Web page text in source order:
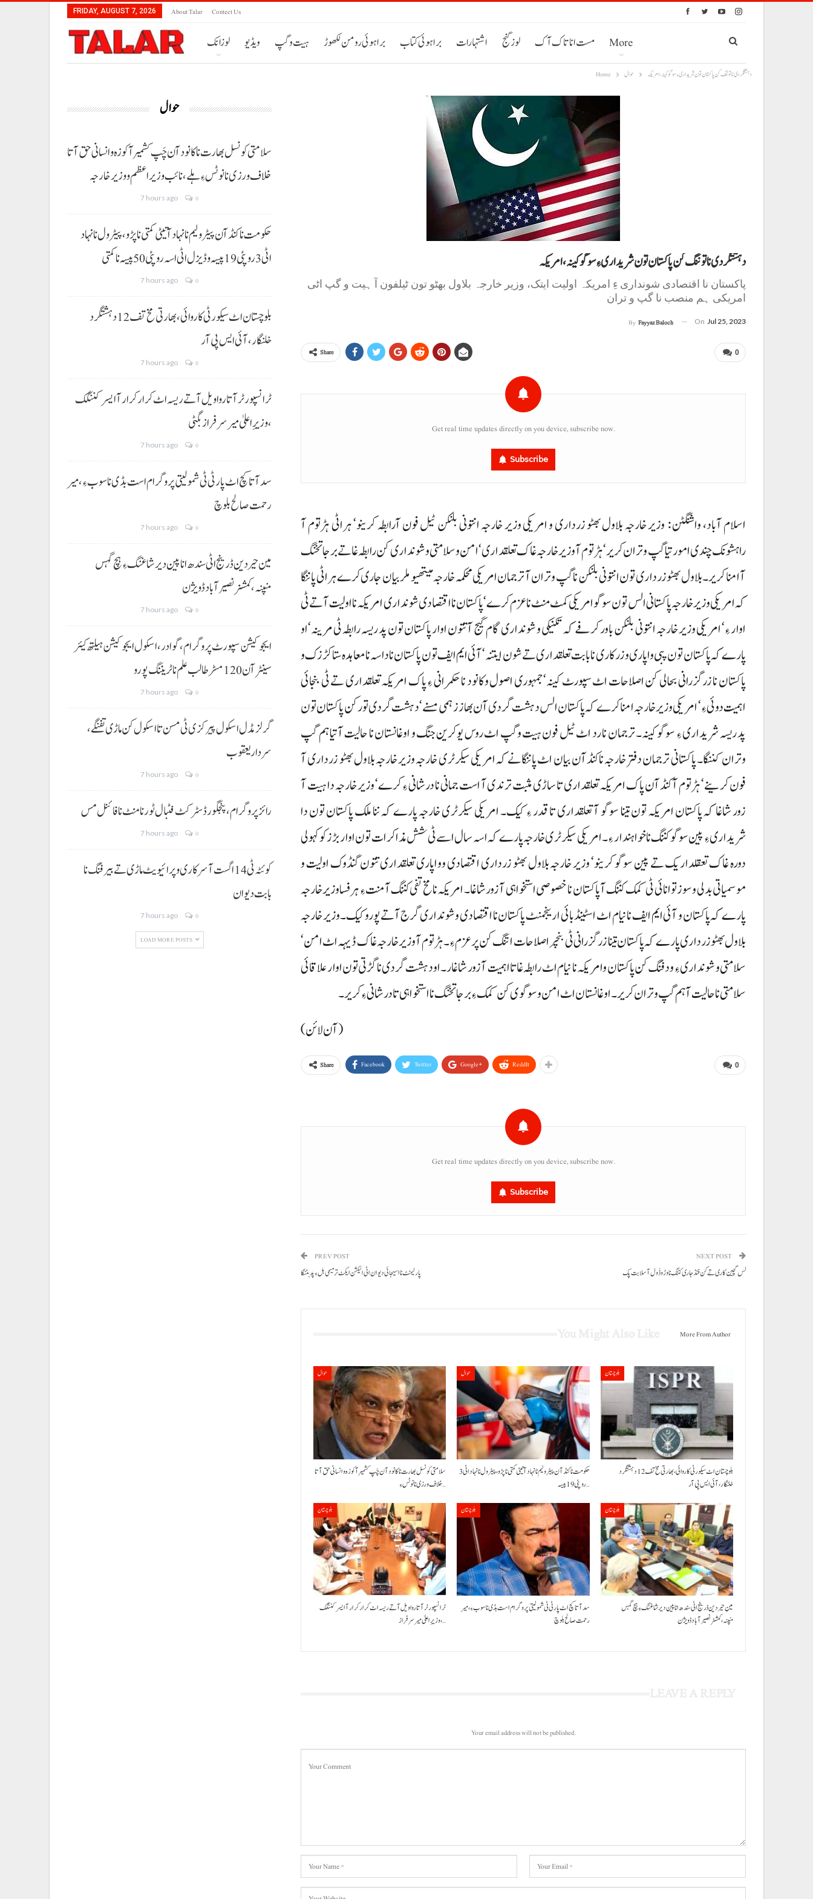
FRIDAY, AUGUST 7, 2026 About Talar Contect Us
لوزانک ویڈیو ہیت و گپ براہوئی رومن لکھوڑ براہوئی کتاب اشتہارات لوز گنج مست انا تاک آک More
Home حوال دہشتگردی نا توننگ کن پاکستان تون شریداری ءِ سوگو کینہ، امریکہ
دہشتگردی نا توننگ کن پاکستان تون شریداری ءِ سوگو کینہ، امریکہ
پاکستان نا اقتصادی شونداری ءِ امریکہ اولیت ایتک، وزیر خارجہ بلاول بھٹو تون ٹیلفون آ ہیت و گپ اٹی
امریکی ہم منصب نا گپ و تران
By Fayyaz Baloch On Jul 25, 2023
0
Share
Get real time updates directly on you device, subscribe now.
Subscribe
اسلام آباد، واشنگٹن : وزیر خارجہ بلاول بھٹو زرداری و امریکی وزیر خارجہ انتونی بلنکن ٹیل فون آرابطہ کرینو‘ ہراٹی ہڑتوم آ
راہشونک چندی امور تیا گپ وتران کریر‘ہڑتوم آوزیر خارجہ غاک تعلقداری‘ امن وسلامتی و شونداری کن رابطہ غاتے برجا تخنگ
آ امنا کریر۔ بلاول بھٹو زرداری تون انتونی بلنکن نا گپ وتران آ ترجمان امریکی محکمہ خارجہ میتھیو ملر بیان جاری کرے ہراٹی پاننگا
کہ امریکی وزیر خارجہ پاکستانی الس تون سوگو امریکی کمٹ منٹ ناعزم کرے‘ پاکستان نا اقتصادی شونداری امریکہ نا اولیت آتے ٹی
اوار ءِ‘ امریکی وزیر خارجہ انتونی بلنکن باور کرفے کہ تکنیکی و شونداری گام گیج آتتون اوار پاکستان تون پد ریسہ رابطہ ٹی مرینہ‘او
پارے کہ پاکستان تون پبی واپاری و زرکاری نا بابت تعلقداری تے شون ایتنہ‘ آئی ایم ایف تون پاکستان نا داسہ نا معاہدہ ستا کڑزک و
پاکستان نا زرگزرانی بحالی کن اصلاحات اٹ سپورٹ کینہ‘ جمہوری اصول وکانود نا حکمرانی ءِ پاک امریکہ تعلقداری تے ٹی بنجائی
اہمیت دوئی ءِ‘ امریکی وزیرخارجہ امنا کرے کہ پاکستان الس دہشت گردی آن بھاز زہمی مسنے‘ دہشت گردی تور کن پاکستان تون
پد ریسہ شریداری ءِ سوگو کینہ۔ ترجمان نا رد اٹ ٹیل فون ہیت وگپ اٹ روس یوکرین جنگ و اوغانستان نا حالیت آتیا ہم گپ
وتران کننگا۔ پاکستانی ترجمان دفتر خارجہ ناکنڈآن بیان اٹ پاننگانے کہ امریکی سیکرٹری خارجہ وزیر خارجہ بلاول بھٹو زرداری آ
فون کرینے‘ ہڑتوم آکنڈآن پاک امریکہ تعلقداری تا ساڑی مثبت ترندی آ است جمانی نا درشانی ءِ کرے‘ وزیر خارجہ دا ہیت آ
زور شاغا کہ پاکستان امریکہ تون تینا سوگو آ تعلقداری تا قدر ءِ کیک۔ امریکی سیکرٹری خارجہ پارے کہ ننا ملک پاکستان تون دا
شریداری ءِ پین سوگو کننگ نا خواہندار ءِ۔ امریکی سیکرٹری خارجہ پارے کہ اسہ سال اسے ٹی شش مذاکرات تون اوار بڑزکو کہولی
دورہ غاک تعقلداریک تے پین سوگو کرینو‘ وزیر خارجہ بلاول بھٹو زرداری اقتصادی وواپاری تعلقداری تتون گنڈوک اولیت و
موسمیاتی بدلی و سوز توانائی ٹی کمک کننگ آ پاکستان نا خصوصی استخواہی آ زور شاغا۔ امریکہ نا مخ تفی کننگ آ منت ءِ ہرفسا وزیرخارجہ
پارے کہ پاکستان و آئی ایم ایف نا نیام اٹ اسٹینڈ بائی ارینجمنٹ پاکستان نا اقتصادی وشونداری گرج آتے پورو کیک۔ وزیر خارجہ
بلاول بھٹو زرداری پارے کہ پاکستان تینا زرگزرانی ٹی بنچر اصلاحات اتنگ کن پرعزم ءِ۔ ہڑتوم آ وزیرخارجہ غاک ڈیہہ اٹ امن‘
سلامتی و شونداری ءِ ودفنگ کن پاکستان وامریکہ نا نیام اٹ رابطہ غاتا اہمیت آ زور شاغار۔ او دہشت گردی نا گڑتی تون اوار علاقائی
سلامتی نا حالیت آ ہم گپ وتران کریر۔ اوغانستان اٹ امن وسوگوی کن کمک ءِ برجا تخنگ نا استخواہی تا درشانی ءِ کریر۔
(آن لائن)
0
Share Facebook Twitter Google+ ReddIt
Get real time updates directly on you device, subscribe now.
Subscribe
PREV POST
پارلیمنٹ نا اسیجائی دیوان اٹی الیکشن ایکٹ ترمیمی بل ءِ پد بٹنگا
NEXT POST
لس گچین کاری تے کن فنڈ جاری کننگ نا وڑ و ڈَول آ سلابت پک
More From Author
حوال
سلامتی کونسل بھارت نا کانود آن چَپ کشمیر آ کوزہ و انسانی حق آتا
خلاف ورزی نا نوٹس ءِ…
حوال
حکومت نا کنڈ آن پیٹرولیم نا نہاد آتیٹی کمتی نا پڑو،پیٹرول نا نہاد اٹی 3
روپئی 19 پیسہ…
بلوچستان
بلوچستان اٹ سیکورٹی کاروائی، بھارتی مخ تف 12 دہشتگرد
خلنگار،آئی ایس پی آر
بلوچستان
ٹرانسپورٹر آتا روا ویل آتے ریسہ اٹ کرار کرار آ ایسر کننگک
،وزیرِ اعلیٰ میر سرفراز…
بلوچستان
سد آتا کچ اٹ پارٹی ٹی شمولیتی پروگرام است بڈی نا سوب ءِ،میر
رحمت صالح بلوچ
بلوچستان
مین حیردین ڈرینج اٹی سندھ انا پین دیر شاغنگ ءِ ہچ گہس
منپنہ،کمشنر نصیرآباد ڈویژن
Your email address will not be published.
حوال
سلامتی کونسل بھارت نا کانود آن چَپ کشمیر آ کوزہ و انسانی حق آتا
خلاف ورزی نا نوٹس ءِ ہلے،نائب وزیراعظم و وزیر خارجہ
7 hours ago 0
حکومت نا کنڈ آن پیٹرولیم نا نہاد آتیٹی کمتی نا پڑو،پیٹرول نا نہاد
اٹی 3 روپئی 19 پیسہ و ڈیزل اٹی اسہ روپئی 50 پیسہ نا کمتی
7 hours ago 0
بلوچستان اٹ سیکورٹی کاروائی، بھارتی مخ تف 12 دہشتگرد
خلنگار،آئی ایس پی آر
7 hours ago 0
ٹرانسپورٹر آتا روا ویل آتے ریسہ اٹ کرار کرار آ ایسر کننگک
،وزیرِ اعلیٰ میر سرفراز بگٹی
7 hours ago 0
سد آتا کچ اٹ پارٹی ٹی شمولیتی پروگرام است بڈی نا سوب ءِ،میر
رحمت صالح بلوچ
7 hours ago 0
مین حیردین ڈرینج اٹی سندھ انا پین دیر شاغنگ ءِ ہچ گہس
منپنہ،کمشنر نصیرآباد ڈویژن
7 hours ago 0
ایجوکیشن سپورٹ پروگرام،گوادر، اسکول ایجوکیشن ہیلتھ کیئر
سینٹر آن 120 مسڑ طالب علم نا ٹریننگ پورو
7 hours ago 0
گرلز مڈل اسکول پیرکزی ٹی مسن تا اسکول کن ماڑی تفنگے،
سردار یعقوب
7 hours ago 0
رائز پروگرام، پنجگور ڈسٹرکٹ فٹبال ٹورنامنٹ نا فائنل مس
7 hours ago 0
کوئٹہ ٹی 14 اگست آ سرکاری و پرائیویٹ ماڑی تے بیرفنگ نا
بابت دیوان
7 hours ago 0
LOAD MORE POSTS